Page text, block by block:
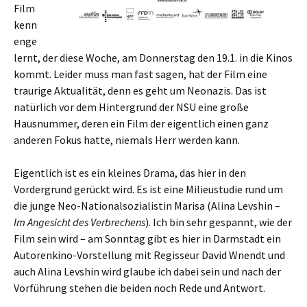
Film
kenn
enge
lernt, der diese Woche, am Donnerstag den 19.1. in die Kinos
kommt. Leider muss man fast sagen, hat der Film eine
traurige Aktualität, denn es geht um Neonazis. Das ist
natürlich vor dem Hintergrund der NSU eine große
Hausnummer, deren ein Film der eigentlich einen ganz
anderen Fokus hatte, niemals Herr werden kann.
Eigentlich ist es ein kleines Drama, das hier in den
Vordergrund gerückt wird. Es ist eine Milieustudie rund um
die junge Neo-Nationalsozialistin Marisa (Alina Levshin –
Im Angesicht des Verbrechens). Ich bin sehr gespannt, wie der
Film sein wird – am Sonntag gibt es hier in Darmstadt ein
Autorenkino-Vorstellung mit Regisseur David Wnendt und
auch Alina Levshin wird glaube ich dabei sein und nach der
Vorführung stehen die beiden noch Rede und Antwort.